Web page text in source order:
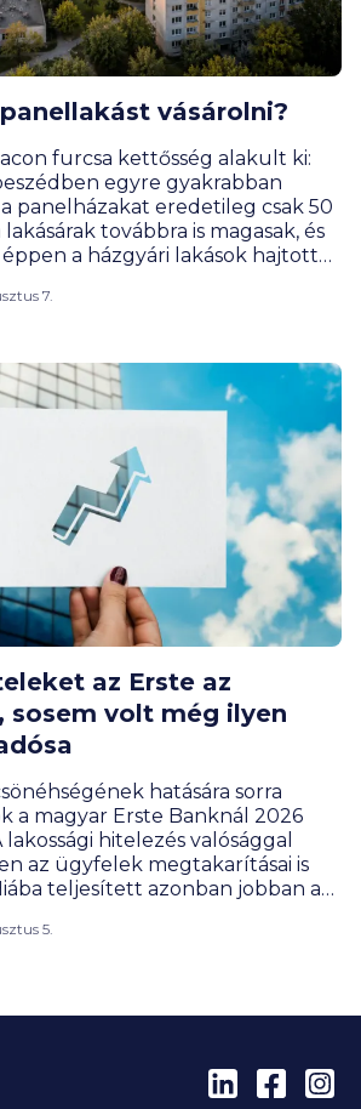
vásárolni?
furcsa kettősség alakult ki:
egyre gyakrabban
panelházakat eredetileg csak 50
továbbra is magasak, és
a házgyári lakások hajtották
is ezek jelentik a leginkább
az árak és mik a legérdekesebb
7.
az Erste az
sosem volt még ilyen
hatására sorra
a magyar Erste Banknál 2026
hitelezés valósággal
az ügyfelek megtakarításai is
teljesített azonban jobban a
új szabályai miatt van
5.